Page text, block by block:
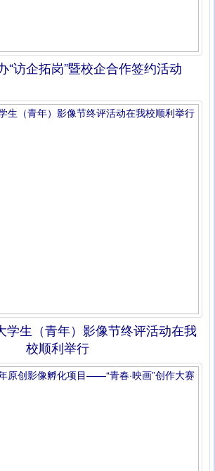
“访企拓岗”暨校企合作签约活动
学生（青年）影像节终评活动在我
校顺利举行